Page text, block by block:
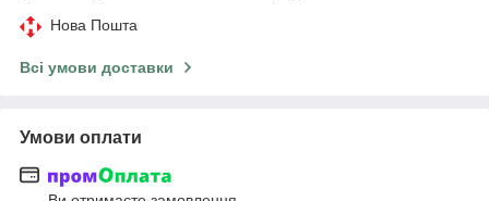
Нова Пошта
Всі умови доставки
Умови оплати